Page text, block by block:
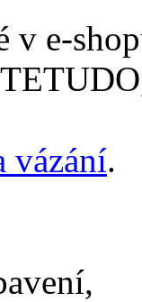
v e-
vázání.